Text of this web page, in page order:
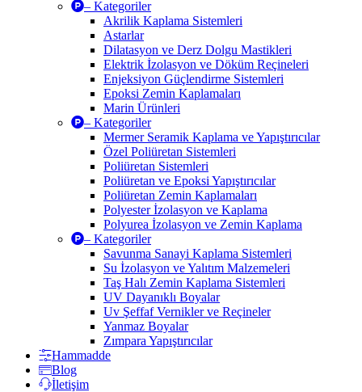
– Kategoriler
Akrilik Kaplama Sistemleri
Astarlar
Dilatasyon ve Derz Dolgu Mastikleri
Elektrik İzolasyon ve Döküm Reçineleri
Enjeksiyon Güçlendirme Sistemleri
Epoksi Zemin Kaplamaları
Marin Ürünleri
– Kategoriler
Mermer Seramik Kaplama ve Yapıştırıcılar
Özel Poliüretan Sistemleri
Poliüretan Sistemleri
Poliüretan ve Epoksi Yapıştırıcılar
Poliüretan Zemin Kaplamaları
Polyester İzolasyon ve Kaplama
Polyurea İzolasyon ve Zemin Kaplama
– Kategoriler
Savunma Sanayi Kaplama Sistemleri
Su İzolasyon ve Yalıtım Malzemeleri
Taş Halı Zemin Kaplama Sistemleri
UV Dayanıklı Boyalar
Uv Şeffaf Vernikler ve Reçineler
Yanmaz Boyalar
Zımpara Yapıştırıcılar
Hammadde
Blog
İletişim